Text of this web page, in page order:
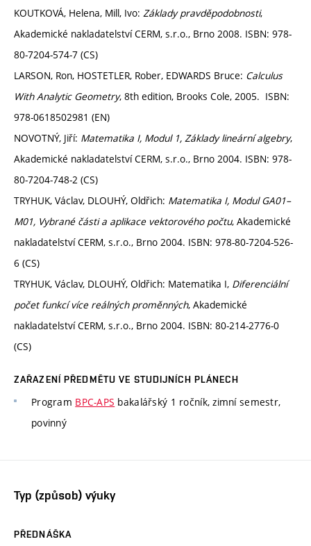
KOUTKOVÁ, Helena, Mill, Ivo: Základy pravděpodobnosti,
Akademické nakladatelství CERM, s.r.o., Brno 2008. ISBN: 978-
80-7204-574-7 (CS)
LARSON, Ron, HOSTETLER, Rober, EDWARDS Bruce: Calculus
With Analytic Geometry, 8th edition, Brooks Cole, 2005. ISBN:
978-0618502981 (EN)
NOVOTNÝ, Jiří: Matematika I, Modul 1, Základy lineární algebry,
Akademické nakladatelství CERM, s.r.o., Brno 2004. ISBN: 978-
80-7204-748-2 (CS)
TRYHUK, Václav, DLOUHÝ, Oldřich: Matematika I, Modul GA01–
M01, Vybrané části a aplikace vektorového počtu, Akademické
nakladatelství CERM, s.r.o., Brno 2004. ISBN: 978-80-7204-526-
6 (CS)
TRYHUK, Václav, DLOUHÝ, Oldřich: Matematika I, Diferenciální
počet funkcí více reálných proměnných, Akademické
nakladatelství CERM, s.r.o., Brno 2004. ISBN: 80-214-2776-0
(CS)
ZAŘAZENÍ PŘEDMĚTU VE STUDIJNÍCH PLÁNECH
Program BPC-APS bakalářský 1 ročník, zimní semestr,
povinný
Typ (způsob) výuky
PŘEDNÁŠKA